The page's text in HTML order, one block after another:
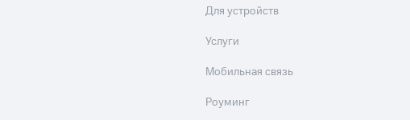
Для устройств
Услуги
Мобильная связь
Роуминг